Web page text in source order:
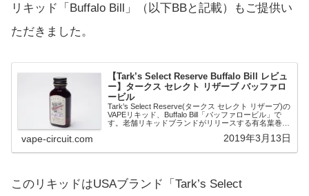
リキッド「Buffalo Bill」（以下BBと記載）もご提供い
ただきました。
【Tark’s Select Reserve Buffalo Bill レビュ
ー】タークス セレクト リザーブ バッファロ
ービル
Tark’s Select Reserve(タークス セレクト リザーブ)の
VAPEリキッド、Buffalo Bill「バッファロービル」で
す。老舗リキッドブランドがリリースする有名葉巻系
vape-circuit.com 2019年3月13日
このリキッドはUSAブランド「Tark’s Select